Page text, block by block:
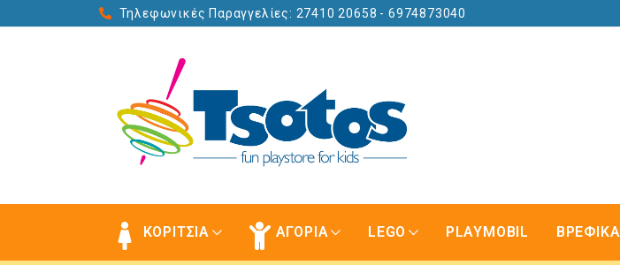
Τηλεφωνικές Παραγγελίες: 27410 20658 - 6974873040
ΚΟΡΙΤΣΙΑ ΑΓΟΡΙΑ LEGO PLAYMOBIL ΒΡΕΦΙΚΑ